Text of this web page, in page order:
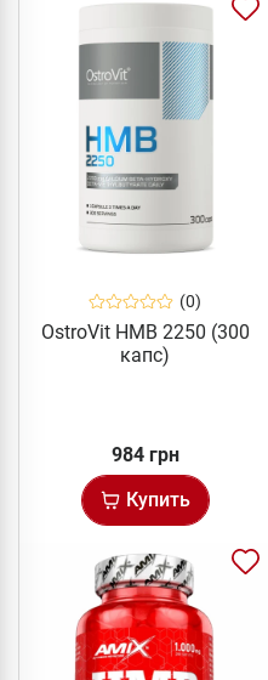
(0)
OstroVit HMB 2250 (300
капс)
984 грн
Купить